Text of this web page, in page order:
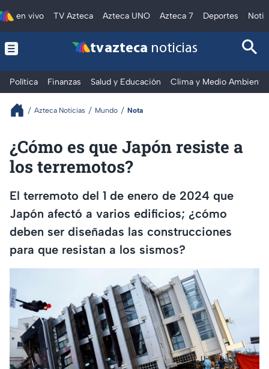
en vivo TV Azteca Azteca UNO Azteca 7 Deportes
tv azteca noticias
Política Finanzas Salud y Educación Clima y Medio Ambiente
Azteca Noticias Mundo Nota
¿Cómo es que Japón resiste a
los terremotos?
El terremoto del 1 de enero de 2024 que
Japón afectó a varios edificios; ¿cómo
deben ser diseñadas las construcciones
para que resistan a los sismos?